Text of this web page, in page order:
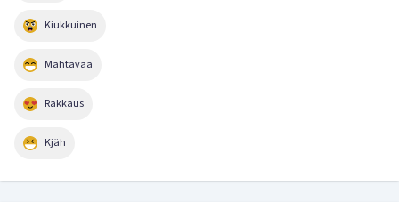
Kiukkuinen
Mahtavaa
Rakkaus
Kjäh